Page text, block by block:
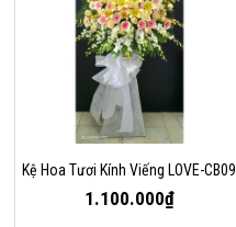
Kệ Hoa Tươi Kính Viếng LOVE-CB09
1.100.000₫